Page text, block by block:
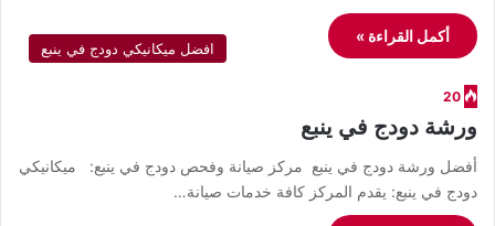
أكمل القراءة »
افضل ميكانيكي دودج في ينبع
20
ورشة دودج في ينبع
أفضل ورشة دودج في ينبع مركز صيانة وفحص دودج في ينبع: ميكانيكي
دودج في ينبع: يقدم المركز كافة خدمات صيانة…